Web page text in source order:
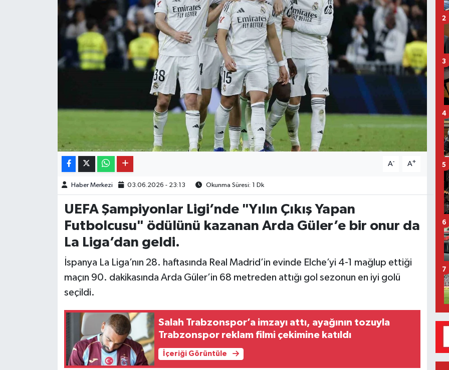
A- A+
Haber Merkezi 03.06.2026 - 23:13 Okunma Süresi: 1 Dk
UEFA Şampiyonlar Ligi’nde "Yılın Çıkış Yapan
Futbolcusu" ödülünü kazanan Arda Güler’e bir onur da
La Liga’dan geldi.
İspanya La Liga’nın 28. haftasında Real Madrid’in evinde Elche’yi 4-1 mağlup ettiği
maçın 90. dakikasında Arda Güler’in 68 metreden attığı gol sezonun en iyi golü
seçildi.
Salah Trabzonspor’a imzayı attı, ayağının tozuyla
Trabzonspor reklam filmi çekimine katıldı
İçeriği Görüntüle
2
3
4
5
6
7
OTO DETAY
SON DAKİKA